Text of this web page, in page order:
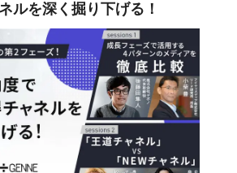
ルを深く掘り下げる！